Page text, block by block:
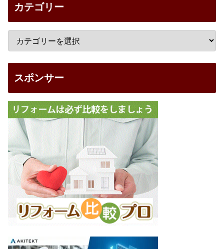
カテゴリー
スポンサー